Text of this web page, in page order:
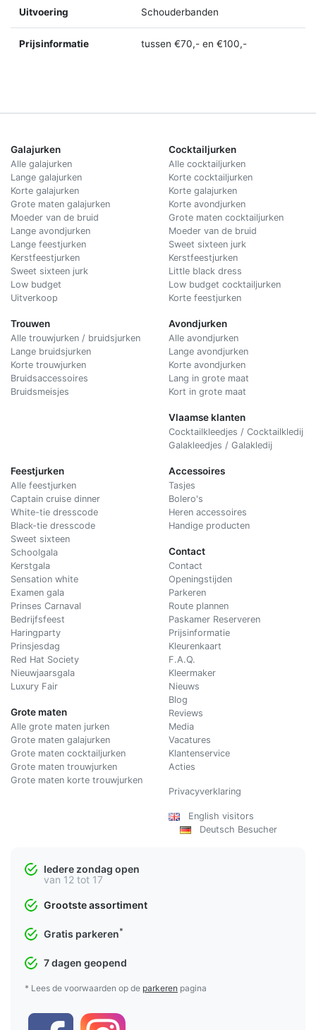
Uitvoering Schouderbanden
Prijsinformatie tussen €70,- en €100,-
Galajurken
Alle galajurken
Lange galajurken
Korte galajurken
Grote maten galajurken
Moeder van de bruid
Lange avondjurken
Lange feestjurken
Kerstfeestjurken
Sweet sixteen jurk
Low budget
Uitverkoop
Trouwen
Alle trouwjurken / bruidsjurken
Lange bruidsjurken
Korte trouwjurken
Bruidsaccessoires
Bruidsmeisjes
Cocktailjurken
Alle cocktailjurken
Korte cocktailjurken
Korte galajurken
Korte avondjurken
Grote maten cocktailjurken
Moeder van de bruid
Sweet sixteen jurk
Kerstfeestjurken
Little black dress
Low budget cocktailjurken
Korte feestjurken
Avondjurken
Alle avondjurken
Lange avondjurken
Korte avondjurken
Lang in grote maat
Kort in grote maat
Vlaamse klanten
Cocktailkleedjes / Cocktailkledij
Galakleedjes / Galakledij
Feestjurken
Alle feestjurken
Captain cruise dinner
White-tie dresscode
Black-tie dresscode
Sweet sixteen
Schoolgala
Kerstgala
Sensation white
Examen gala
Prinses Carnaval
Bedrijfsfeest
Haringparty
Prinsjesdag
Red Hat Society
Nieuwjaarsgala
Luxury Fair
Grote maten
Alle grote maten jurken
Grote maten galajurken
Grote maten cocktailjurken
Grote maten trouwjurken
Grote maten korte trouwjurken
Accessoires
Tasjes
Bolero's
Heren accessoires
Handige producten
Contact
Contact
Openingstijden
Parkeren
Route plannen
Paskamer Reserveren
Prijsinformatie
Kleurenkaart
F.A.Q.
Kleermaker
Nieuws
Blog
Reviews
Media
Vacatures
Klantenservice
Acties
Privacyverklaring
English visitors
Deutsch Besucher
Iedere zondag open
van 12 tot 17
Grootste assortiment
Gratis parkeren*
7 dagen geopend
* Lees de voorwaarden op de parkeren pagina